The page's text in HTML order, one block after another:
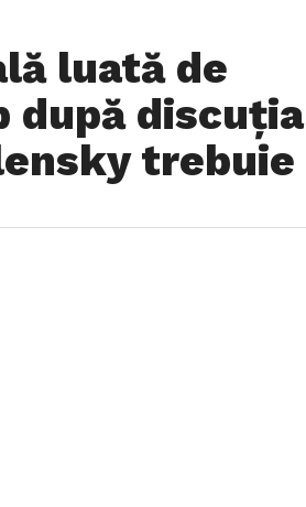
luată de
după discuția
trebuie